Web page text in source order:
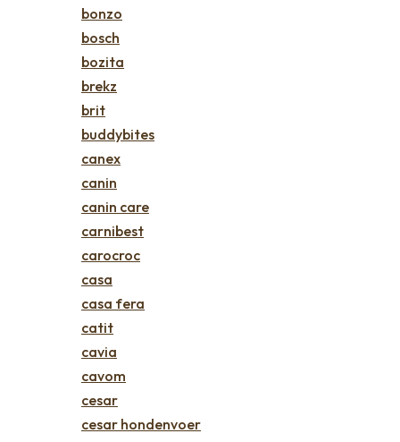
bonzo
bosch
bozita
brekz
brit
buddybites
canex
canin
canin care
carnibest
carocroc
casa
casa fera
catit
cavia
cavom
cesar
cesar hondenvoer